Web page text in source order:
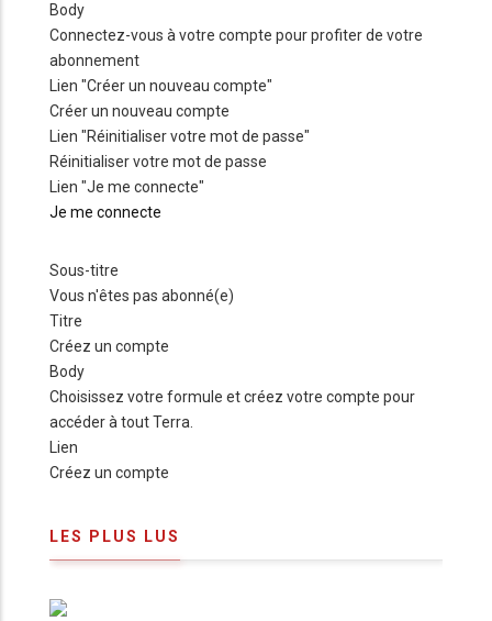
Body
Connectez-vous à votre compte pour profiter de votre
abonnement
Lien "Créer un nouveau compte"
Créer un nouveau compte
Lien "Réinitialiser votre mot de passe"
Réinitialiser votre mot de passe
Lien "Je me connecte"
Je me connecte
Sous-titre
Vous n'êtes pas abonné(e)
Titre
Créez un compte
Body
Choisissez votre formule et créez votre compte pour
accéder à tout Terra.
Lien
Créez un compte
LES PLUS LUS